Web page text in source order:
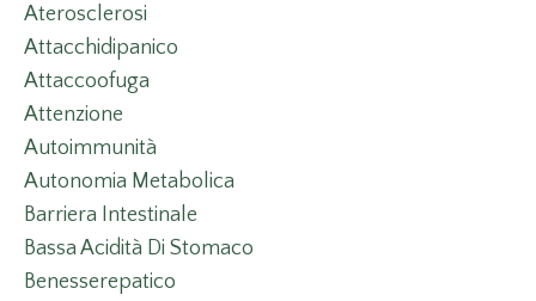
Aterosclerosi
Attacchidipanico
Attaccoofuga
Attenzione
Autoimmunità
Autonomia Metabolica
Barriera Intestinale
Bassa Acidità Di Stomaco
Benesserepatico